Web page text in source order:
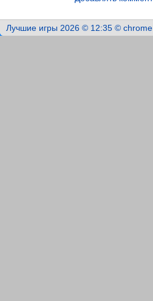
Лучшие игры 2026 © 12:35 © chrome